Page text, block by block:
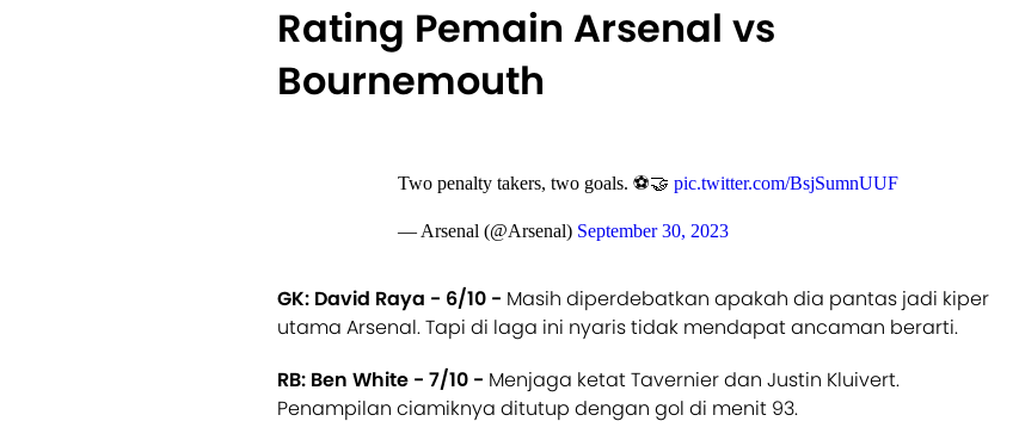
Rating Pemain Arsenal vs
Bournemouth
Two penalty takers, two goals. ⚽️🤝 pic.twitter.com/BsjSumnUUF
— Arsenal (@Arsenal) September 30, 2023
GK: David Raya - 6/10 - Masih diperdebatkan apakah dia pantas jadi kiper
utama Arsenal. Tapi di laga ini nyaris tidak mendapat ancaman berarti.
RB: Ben White - 7/10 - Menjaga ketat Tavernier dan Justin Kluivert.
Penampilan ciamiknya ditutup dengan gol di menit 93.